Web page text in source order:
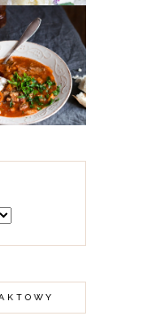
-
GULASZOWA
WARMII I
MAZUR